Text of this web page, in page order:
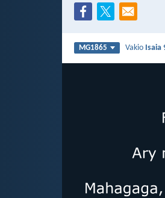
MG1865 Vakio Isaia